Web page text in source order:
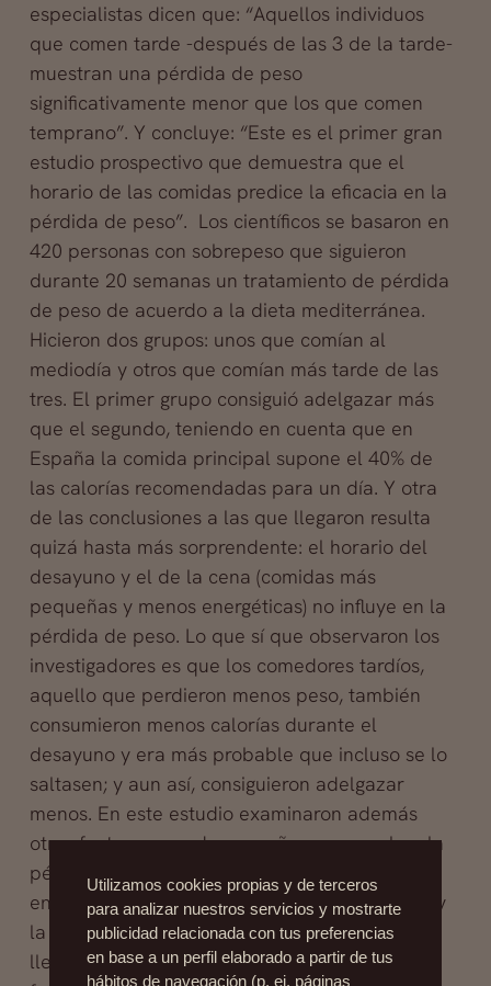
especialistas dicen que: “Aquellos individuos
que comen tarde -después de las 3 de la tarde-
muestran una pérdida de peso
significativamente menor que los que comen
temprano”. Y concluye: “Este es el primer gran
estudio prospectivo que demuestra que el
horario de las comidas predice la eficacia en la
pérdida de peso”. Los científicos se basaron en
420 personas con sobrepeso que siguieron
durante 20 semanas un tratamiento de pérdida
de peso de acuerdo a la dieta mediterránea.
Hicieron dos grupos: unos que comían al
mediodía y otros que comían más tarde de las
tres. El primer grupo consiguió adelgazar más
que el segundo, teniendo en cuenta que en
España la comida principal supone el 40% de
las calorías recomendadas para un día. Y otra
de las conclusiones a las que llegaron resulta
quizá hasta más sorprendente: el horario del
desayuno y el de la cena (comidas más
pequeñas y menos energéticas) no influye en la
pérdida de peso. Lo que sí que observaron los
investigadores es que los comedores tardíos,
aquello que perdieron menos peso, también
consumieron menos calorías durante el
desayuno y era más probable que incluso se lo
saltasen; y aun así, consiguieron adelgazar
menos. En este estudio examinaron además
otros factores que desempeñan un papel en la
pérdida de peso, tales como la ingesta de
energía y el gasto, o las hormonas del apetito y
la duración del sueño. Pero de nuevo nos
llevamos otra sorpresa: todos estos factores
Utilizamos cookies propias y de terceros
para analizar nuestros servicios y mostrarte
publicidad relacionada con tus preferencias
en base a un perfil elaborado a partir de tus
hábitos de navegación (p. ej. páginas